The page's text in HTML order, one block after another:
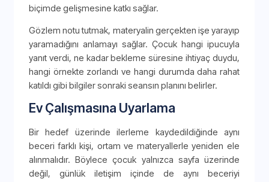
biçimde gelişmesine katkı sağlar.
Gözlem notu tutmak, materyalin gerçekten işe yarayıp
yaramadığını anlamayı sağlar. Çocuk hangi ipucuyla
yanıt verdi, ne kadar bekleme süresine ihtiyaç duydu,
hangi örnekte zorlandı ve hangi durumda daha rahat
katıldı gibi bilgiler sonraki seansın planını belirler.
Ev Çalışmasına Uyarlama
Bir hedef üzerinde ilerleme kaydedildiğinde aynı
beceri farklı kişi, ortam ve materyallerle yeniden ele
alınmalıdır. Böylece çocuk yalnızca sayfa üzerinde
değil, günlük iletişim içinde de aynı beceriyi